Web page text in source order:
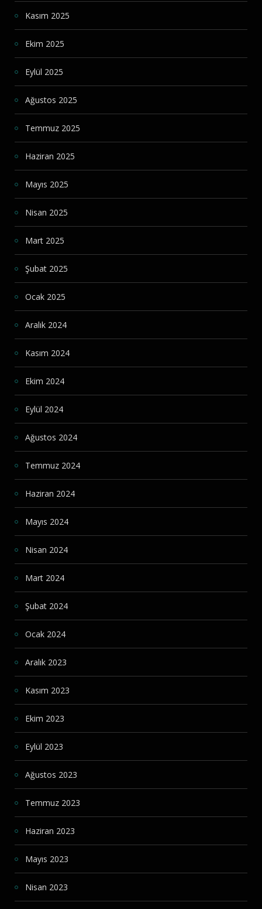
Kasım 2025
Ekim 2025
Eylül 2025
Ağustos 2025
Temmuz 2025
Haziran 2025
Mayıs 2025
Nisan 2025
Mart 2025
Şubat 2025
Ocak 2025
Aralık 2024
Kasım 2024
Ekim 2024
Eylül 2024
Ağustos 2024
Temmuz 2024
Haziran 2024
Mayıs 2024
Nisan 2024
Mart 2024
Şubat 2024
Ocak 2024
Aralık 2023
Kasım 2023
Ekim 2023
Eylül 2023
Ağustos 2023
Temmuz 2023
Haziran 2023
Mayıs 2023
Nisan 2023